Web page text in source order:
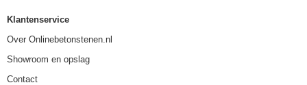
Klantenservice
Over Onlinebetonstenen.nl
Showroom en opslag
Contact